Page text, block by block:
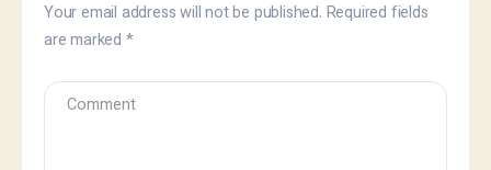
Your email address will not be published. Required fields
are marked *